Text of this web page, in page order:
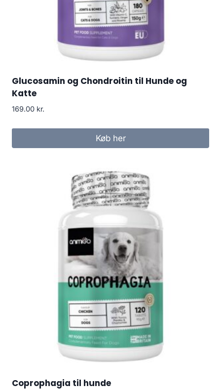
Glucosamin og Chondroitin til Hunde og
Katte
169.00 kr.
Køb her
Coprophagia til hunde